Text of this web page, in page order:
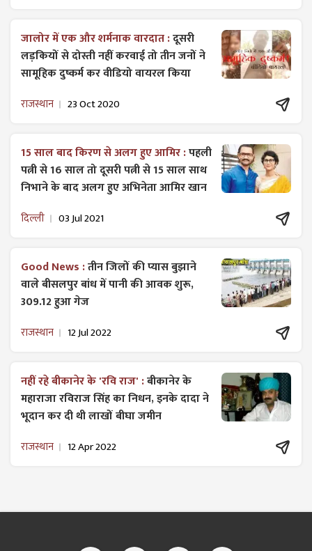
जालोर में एक और शर्मनाक वारदात :दूसरी
लड़कियों से दोस्ती नहीं करवाई तो तीन जनों ने
सामूहिक दुष्कर्म कर वीडियो वायरल किया
राजस्थान 23 Oct 2020
15 साल बाद किरण से अलग हुए आमिर :पहली
पत्नी से 16 साल तो दूसरी पत्नी से 15 साल साथ
निभाने के बाद अलग हुए अभिनेता आमिर खान
दिल्ली 03 Jul 2021
Good News :तीन जिलों की प्यास बुझाने
वाले बीसलपुर बांध में पानी की आवक शुरू,
309.12 हुआ गेज
राजस्थान 12 Jul 2022
नहीं रहे बीकानेर के 'रवि राज' :बीकानेर के
महाराजा रविराज सिंह का निधन, इनके दादा ने
भूदान कर दी थी लाखों बीघा जमीन
राजस्थान 12 Apr 2022